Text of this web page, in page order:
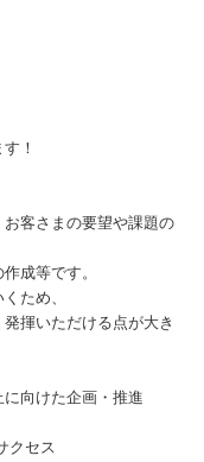
！
客さまの要望や課題の
成等です。
ため、
揮いただける点が大き
向けた企画・推進
クセス